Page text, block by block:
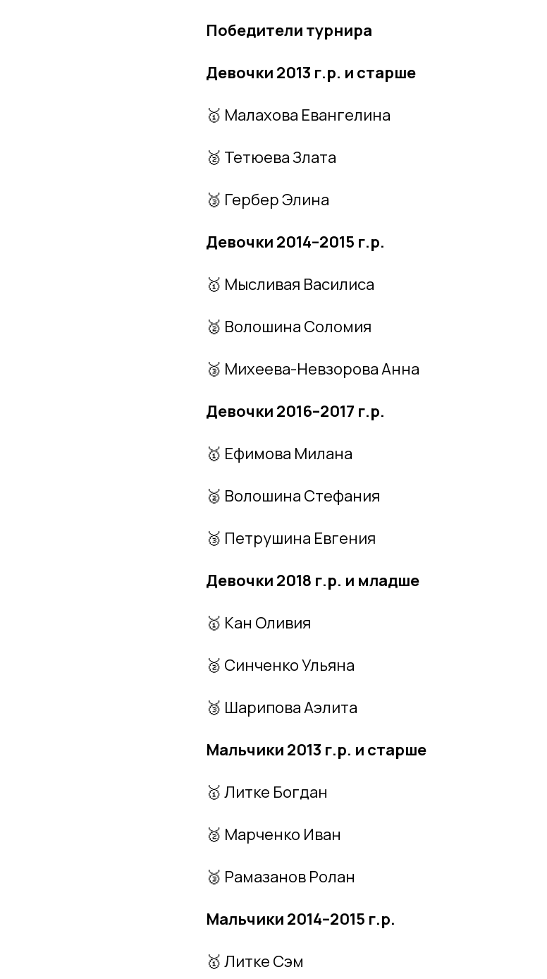
Победители турнира
Девочки 2013 г.р. и старше
🥇 Малахова Евангелина
🥈 Тетюева Злата
🥉 Гербер Элина
Девочки 2014–2015 г.р.
🥇 Мысливая Василиса
🥈 Волошина Соломия
🥉 Михеева-Невзорова Анна
Девочки 2016–2017 г.р.
🥇 Ефимова Милана
🥈 Волошина Стефания
🥉 Петрушина Евгения
Девочки 2018 г.р. и младше
🥇 Кан Оливия
🥈 Синченко Ульяна
🥉 Шарипова Аэлита
Мальчики 2013 г.р. и старше
🥇 Литке Богдан
🥈 Марченко Иван
🥉 Рамазанов Ролан
Мальчики 2014–2015 г.р.
🥇 Литке Сэм